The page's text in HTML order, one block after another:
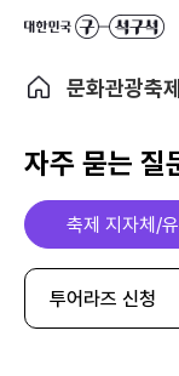
문화관광축
자주 묻는 질
축제 지자체/
투어라즈 신청